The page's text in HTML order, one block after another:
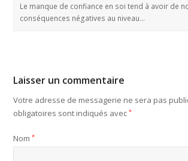
Le manque de confiance en soi tend à avoir de
conséquences négatives au niveau…
Laisser un commentaire
Votre adresse de messagerie ne sera pas
obligatoires sont indiqués avec*
Nom*